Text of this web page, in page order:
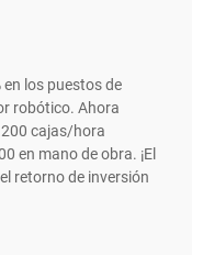
los puestos de
robótico. Ahora
cajas/hora
en mano de obra. ¡El
retorno de inversión